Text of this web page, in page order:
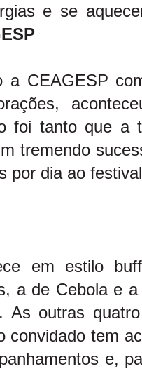
e se
a CEAGESP
foi tanto que a
tremendo
por dia ao
em estilo
a de Cebola e
As outras
convidado tem
e,